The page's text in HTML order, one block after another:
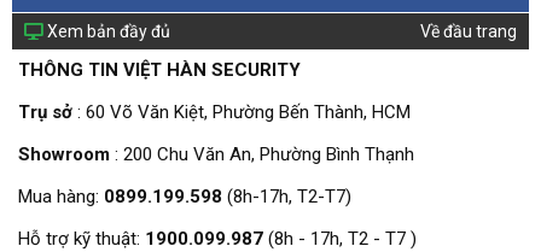
Xem bản đầy đủ Về đầu trang
THÔNG TIN VIỆT HÀN SECURITY
Trụ sở : 60 Võ Văn Kiệt, Phường Bến Thành, HCM
Showroom : 200 Chu Văn An, Phường Bình Thạnh
Mua hàng: 0899.199.598 (8h-17h, T2-T7)
Hỗ trợ kỹ thuật: 1900.099.987 (8h - 17h, T2 - T7 )